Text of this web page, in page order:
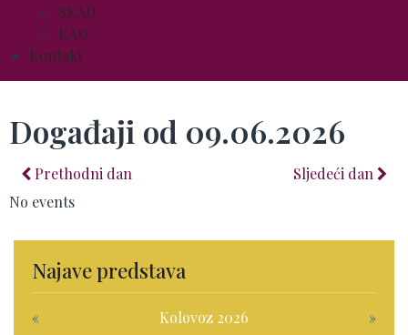
SKAD
KAD
Kontakt
Događaji od 09.06.2026
Prethodni dan
Sljedeći dan
No events
Najave predstava
« Kolovoz 2026
»